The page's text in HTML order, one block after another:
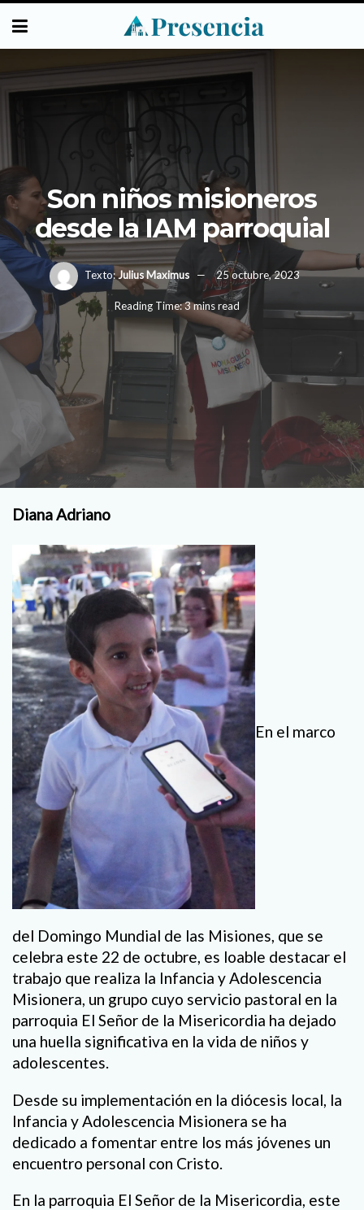
Son niños misioneros
desde la IAM parroquial
Texto:Julius Maximus 25 octubre, 2023
Reading Time: 3 mins read
Diana Adriano
En el marco
del Domingo Mundial de las Misiones, que se
celebra este 22 de octubre, es loable destacar el
trabajo que realiza la Infancia y Adolescencia
Misionera, un grupo cuyo servicio pastoral en la
parroquia El Señor de la Misericordia ha dejado
una huella significativa en la vida de niños y
adolescentes.
Desde su implementación en la diócesis local, la
Infancia y Adolescencia Misionera se ha
dedicado a fomentar entre los más jóvenes un
encuentro personal con Cristo.
En la parroquia El Señor de la Misericordia, este